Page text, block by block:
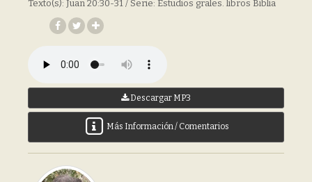
Texto(s): Juan 20:30-31 / Serie: Estudios grales. libros Biblia
Descargar MP3
Más Información / Comentarios